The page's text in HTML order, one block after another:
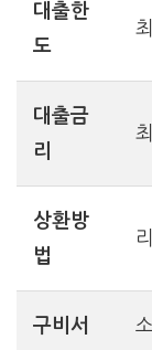
대출한
도
대출금
리
상환방
법
구비서